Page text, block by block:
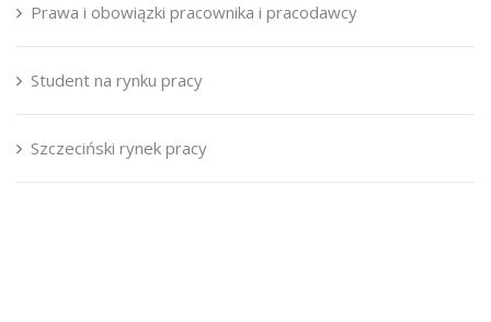
Prawa i obowiązki pracownika i pracodawcy
Student na rynku pracy
Szczeciński rynek pracy